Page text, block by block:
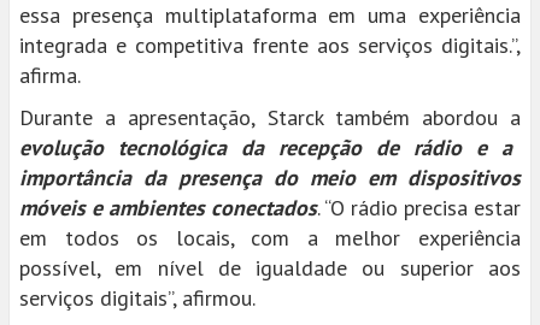
essa presença multiplataforma em uma experiência
integrada e competitiva frente aos serviços digitais.”,
afirma.
Durante a apresentação, Starck também abordou a
evolução tecnológica da recepção de rádio e a
importância da presença do meio em dispositivos
móveis e ambientes conectados. “O rádio precisa estar
em todos os locais, com a melhor experiência
possível, em nível de igualdade ou superior aos
serviços digitais”, afirmou.